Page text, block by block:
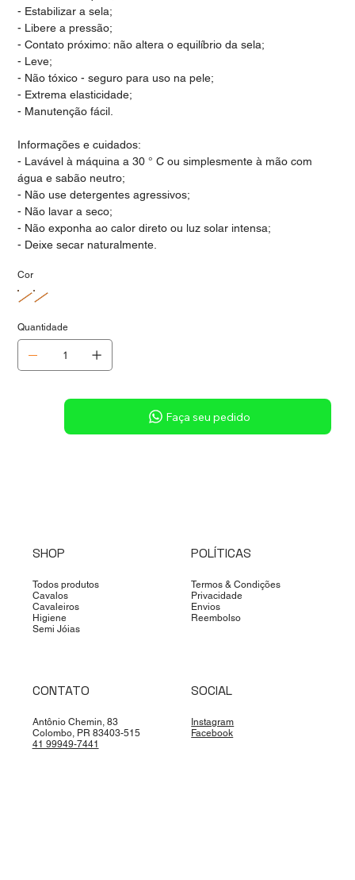
- Estabilizar a sela;
- Libere a pressão;
- Contato próximo: não altera o equilíbrio da sela;
- Leve;
- Não tóxico - seguro para uso na pele;
- Extrema elasticidade;
- Manutenção fácil.
Informações e cuidados:
- Lavável à máquina a 30 ° C ou simplesmente à mão com
água e sabão neutro;
- Não use detergentes agressivos;
- Não lavar a seco;
- Não exponha ao calor direto ou luz solar intensa;
- Deixe secar naturalmente.
Cor
Quantidade
Sob consulta
Faça seu pedido
SHOP
Todos produtos
Cavalos
Cavaleiros
Higiene
Semi Jóias
POLÍTICAS
Termos & Condições
Privacidade
Envios
Reembolso
CONTATO
Antônio Chemin, 83
Colombo, PR 83403-515
41 99949-7441
SOCIAL
Instagram
Facebook